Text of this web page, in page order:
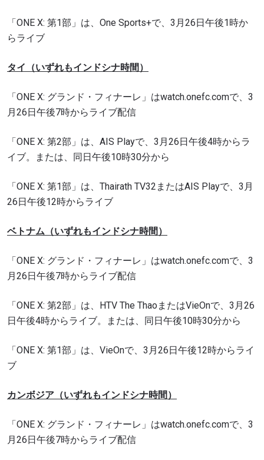
「ONE X: 第1部」は、One Sports+で、3月26日午後1時か
らライブ
タイ（いずれもインドシナ時間）
「ONE X: グランド・フィナーレ」はwatch.onefc.comで、3
月26日午後7時からライブ配信
「ONE X: 第2部」は、AIS Playで、3月26日午後4時からラ
イブ。または、同日午後10時30分から
「ONE X: 第1部」は、Thairath TV32またはAIS Playで、3月
26日午後12時からライブ
ベトナム （いずれもインドシナ時間）
「ONE X: グランド・フィナーレ」はwatch.onefc.comで、3
月26日午後7時からライブ配信
「ONE X: 第2部」は、HTV The ThaoまたはVieOnで、3月26
日午後4時からライブ。または、同日午後10時30分から
「ONE X: 第1部」は、VieOnで、3月26日午後12時からライ
ブ
カンボジア （いずれもインドシナ時間）
「ONE X: グランド・フィナーレ」はwatch.onefc.comで、3
月26日午後7時からライブ配信